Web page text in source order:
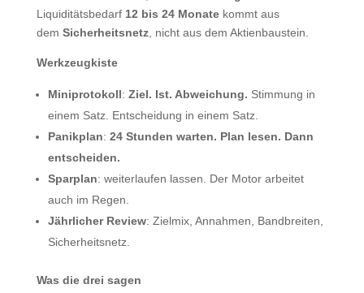
Liquiditätsbedarf 12 bis 24 Monatekommt aus
dem Sicherheitsnetz, nicht aus dem Aktienbaustein.
Werkzeugkiste
Miniprotokoll: Ziel. Ist. Abweichung. Stimmung in
einem Satz. Entscheidung in einem Satz.
Panikplan: 24 Stunden warten. Plan lesen. Dann
entscheiden.
Sparplan: weiterlaufen lassen. Der Motor arbeitet
auch im Regen.
Jährlicher Review: Zielmix, Annahmen, Bandbreiten,
Sicherheitsnetz.
Was die drei sagen